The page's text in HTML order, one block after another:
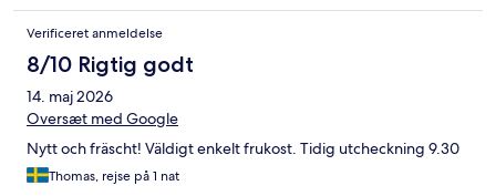
Verificeret anmeldelse
8/10 Rigtig godt
14. maj 2026
Oversæt med Google
Nytt och fräscht! Väldigt enkelt frukost. Tidig utcheckning 9.30
Thomas, rejse på 1 nat